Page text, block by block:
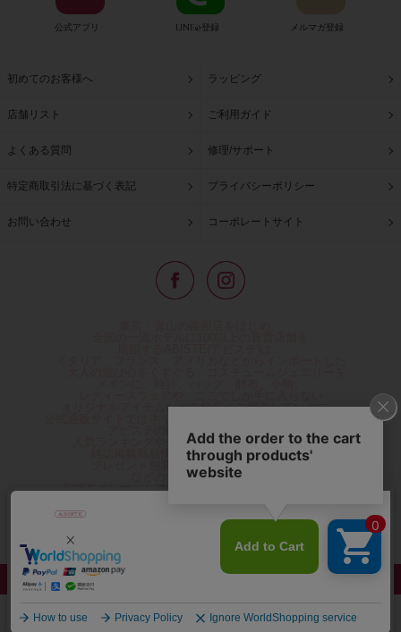
公式アプリ LINE@登録 メルマガ登録
初めてのお客様へ ラッピング
店舗リスト ご利用ガイド
よくある質問 修理/サポート
特定商取引法に基づく表記 プライバシーポリシー
お問い合わせ コーポレートサイト
オリジナルアイテムなどを幅広くご用意しています。
アビステの幅広い商品を取り揃え、
人気ランキングやテレビなどメディア着用商品、
雑誌掲載商品情報を紹介するコンテンツ、
プレゼント包装無料や独自のポイント還元
などのサービスをご提供。
心躍るインポートアクセサリーや時計、小物などで、
夢やときめきを与えられるよう願っています。
◆ギフトラッピング無料/11,000円以上のご注文で送料無料◆
©ABISTE WEB SHOP